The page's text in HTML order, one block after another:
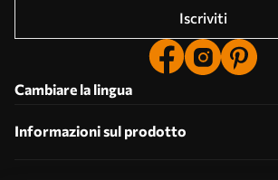
Iscriviti
Cambiare la lingua
Informazioni sul prodotto